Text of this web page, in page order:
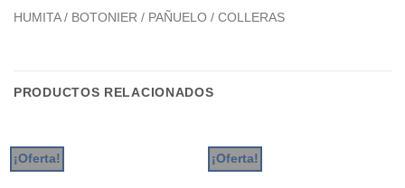
HUMITA / BOTONIER / PAÑUELO / COLLERAS
PRODUCTOS RELACIONADOS
¡Oferta! ¡Oferta!